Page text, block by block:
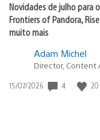
Novidades de julho para
Frontiers of Pandora,
muito mais
Adam Michel
Director, Content
Data
15/07/2026 4 20